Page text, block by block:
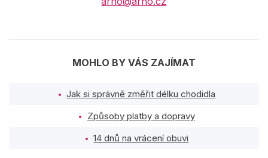
MOHLO BY VÁS ZAJÍMAT
Jak si správně změřit délku chodidla
Způsoby platby a dopravy
14 dnů na vrácení obuvi